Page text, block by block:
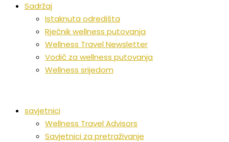
Sadržaj
Istaknuta odredišta
Rječnik wellness putovanja
Wellness Travel Newsletter
Vodič za wellness putovanja
Wellness srijedom
savjetnici
Wellness Travel Advisors
Savjetnici za pretraživanje